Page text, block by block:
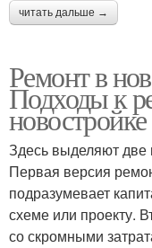
читать дальше →
Ремонт в
Подходы к
Здесь выделяют
Первая версия
подразумевает
схеме или проекту.
со скромными